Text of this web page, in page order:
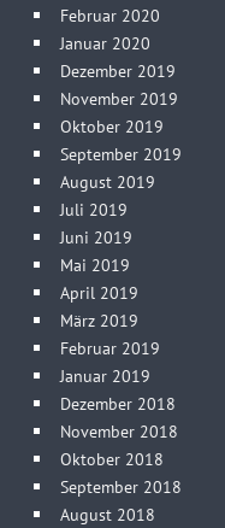
Februar 2020
Januar 2020
Dezember 2019
November 2019
Oktober 2019
September 2019
August 2019
Juli 2019
Juni 2019
Mai 2019
April 2019
März 2019
Februar 2019
Januar 2019
Dezember 2018
November 2018
Oktober 2018
September 2018
August 2018